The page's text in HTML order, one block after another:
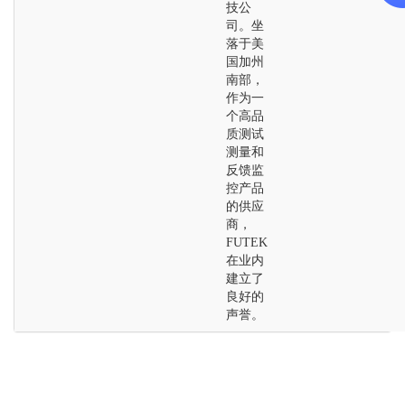
技公
司。坐
落于美
国加州
南部，
作为一
个高品
质测试
测量和
反馈监
控产品
的供应
商，
FUTEK
在业内
建立了
良好的
声誉。